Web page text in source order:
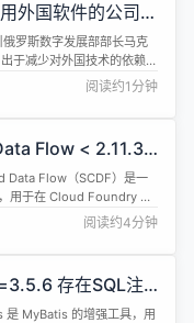
外国软件的公司收
罗斯数字发展部部长马克
于减少对外国技术的依赖，
俄罗斯政府可能会对使用外
用，但具体的拟议费用及收
乌克兰战争对俄罗斯进行了
术独立定为重要目标，并在
规定到 20...
阅读约1分钟
Flow < 2.11.3
漏洞
Data Flow（SCDF）是一
用于在 Cloud Foundry 和
和批量数据处理管道。
Cloud Skipper负责处
和回滚等操作。 在受影响版
阅读约4分钟
存在SQL注
MyBatis 的增强工具，用